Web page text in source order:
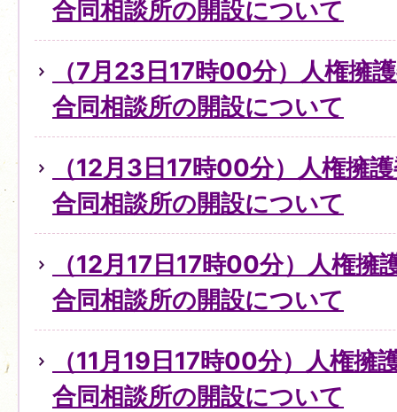
合同相談所の開設について
（7月23日17時00分）人権擁
合同相談所の開設について
（12月3日17時00分）人権擁
合同相談所の開設について
（12月17日17時00分）人権擁
合同相談所の開設について
（11月19日17時00分）人権擁
合同相談所の開設について